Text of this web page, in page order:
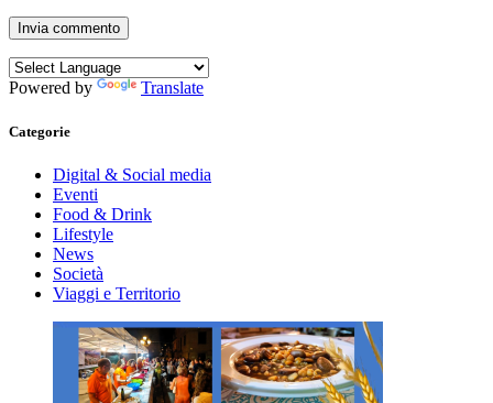
Powered by Translate
Categorie
Digital & Social media
Eventi
Food & Drink
Lifestyle
News
Società
Viaggi e Territorio